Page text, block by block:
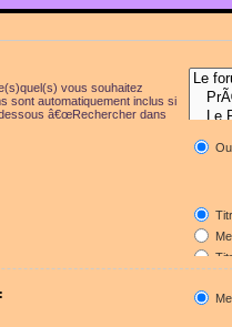
vous souhaitez
sont automatiquement inclus si
â€œRechercher dans